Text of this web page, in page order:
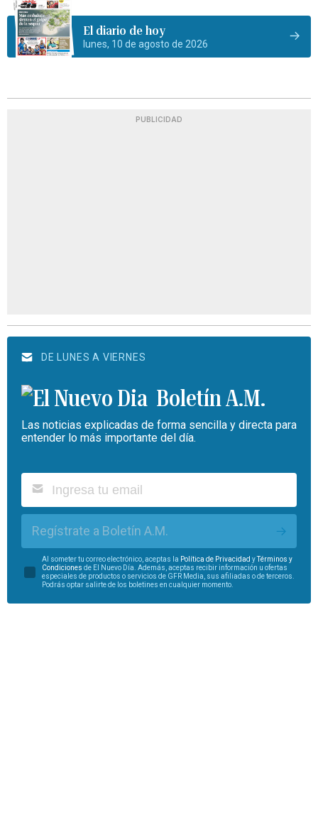
El diario de hoy
lunes, 10 de agosto de 2026
PUBLICIDAD
DE LUNES A VIERNES
Boletín A.M.
Las noticias explicadas de forma sencilla y directa para
entender lo más importante del día.
Regístrate a Boletín A.M.
Al someter tu correo electrónico, aceptas la Política de Privacidad yTérminos y
Condiciones de El Nuevo Día. Además, aceptas recibir información u ofertas
especiales de productos o servicios de GFR Media, sus afiliadas o de terceros.
Podrás optar salirte de los boletines en cualquier momento.